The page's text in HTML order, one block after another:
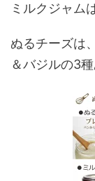
ミルクジャム
ぬるチーズは
＆バジルの3種